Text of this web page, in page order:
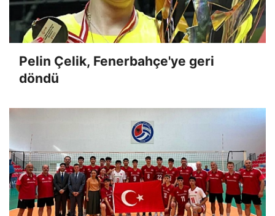
Pelin Çelik, Fenerbahçe'ye geri
döndü